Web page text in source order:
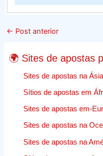
← Post anterior
🌍 Sites de apostas
Sites de apostas na Ásia
Sítios de apostas em
Sites de apostas em-
Sites de apostas na
Sites de apostas na